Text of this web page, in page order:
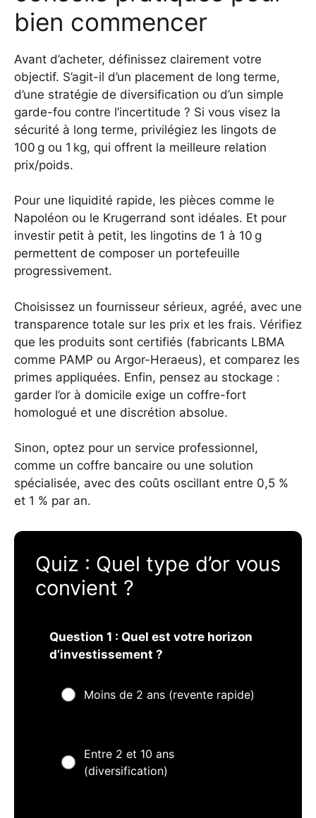
bien commencer
Avant d’acheter, définissez clairement votre
objectif. S’agit-il d’un placement de long terme,
d’une stratégie de diversification ou d’un simple
garde-fou contre l’incertitude ? Si vous visez la
sécurité à long terme, privilégiez les lingots de
100 g ou 1 kg, qui offrent la meilleure relation
prix/poids.
Pour une liquidité rapide, les pièces comme le
Napoléon ou le Krugerrand sont idéales. Et pour
investir petit à petit, les lingotins de 1 à 10 g
permettent de composer un portefeuille
progressivement.
Choisissez un fournisseur sérieux, agréé, avec une
transparence totale sur les prix et les frais. Vérifiez
que les produits sont certifiés (fabricants LBMA
comme PAMP ou Argor-Heraeus), et comparez les
primes appliquées. Enfin, pensez au stockage :
garder l’or à domicile exige un coffre-fort
homologué et une discrétion absolue.
Sinon, optez pour un service professionnel,
comme un coffre bancaire ou une solution
spécialisée, avec des coûts oscillant entre 0,5 %
et 1 % par an.
Quiz : Quel type d’or vous
convient ?
Question 1 : Quel est votre horizon
d’investissement ?
Moins de 2 ans (revente rapide)
Entre 2 et 10 ans
(diversification)